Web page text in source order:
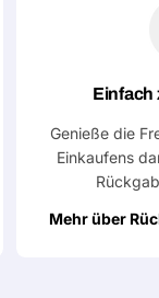
Einfach
Genieße die
Einkaufens
Mehr über